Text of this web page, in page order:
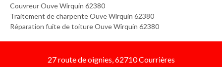
Couvreur Ouve Wirquin 62380
Traitement de charpente Ouve Wirquin 62380
Réparation fuite de toiture Ouve Wirquin 62380
27 route de oignies, 62710 Courrières